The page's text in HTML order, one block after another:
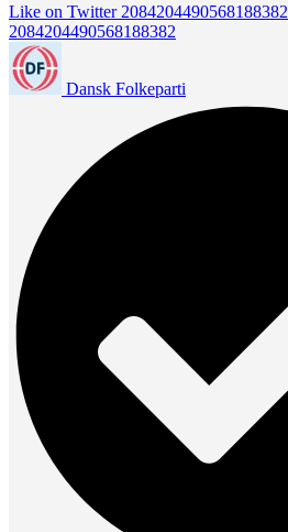
Like on Twitter 2084204490568188382
2084204490568188382
Dansk Folkeparti